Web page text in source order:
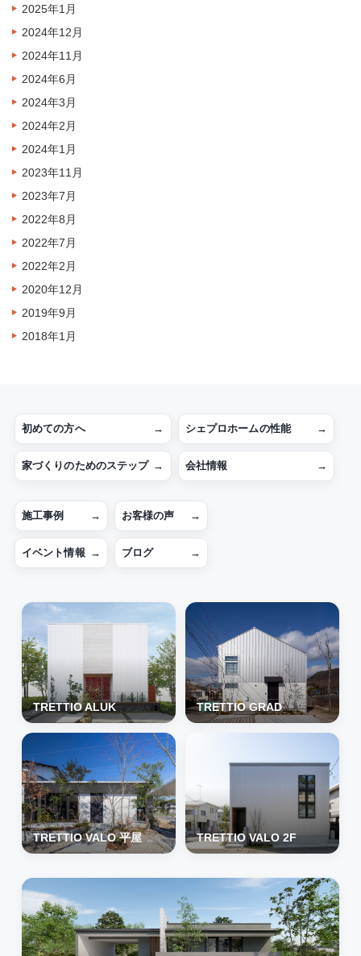
2025年1月
2024年12月
2024年11月
2024年6月
2024年3月
2024年2月
2024年1月
2023年11月
2023年7月
2022年8月
2022年7月
2022年2月
2020年12月
2019年9月
2018年1月
初めての方へ → シェプロホームの性能 →
家づくりのためのステップ → 会社情報 →
施工事例 → お客様の声 →
イベント情報 → ブログ →
TRETTIO ALUK TRETTIO GRAD
TRETTIO VALO 平屋 TRETTIO VALO 2F